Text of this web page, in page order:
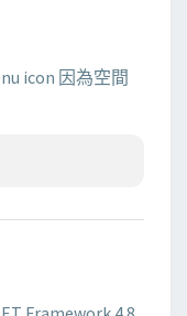
icon 因為空間